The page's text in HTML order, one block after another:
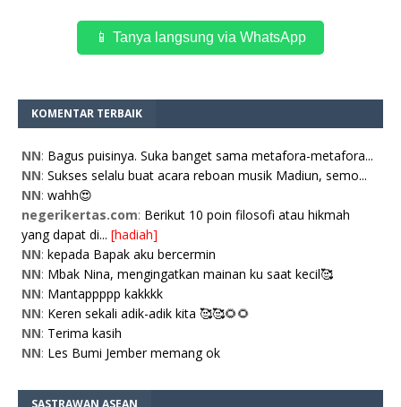
📱 Tanya langsung via WhatsApp
KOMENTAR TERBAIK
NN: Bagus puisinya. Suka banget sama metafora-metafora...
NN: Sukses selalu buat acara reboan musik Madiun, semo...
NN: wahh😍
negerikertas.com: Berikut 10 poin filosofi atau hikmah
yang dapat di... [hadiah]
NN: kepada Bapak aku bercermin
NN: Mbak Nina, mengingatkan mainan ku saat kecil🥰
NN: Mantappppp kakkkk
NN: Keren sekali adik-adik kita 🥰🥰🌻🌻
NN: Terima kasih
NN: Les Bumi Jember memang ok